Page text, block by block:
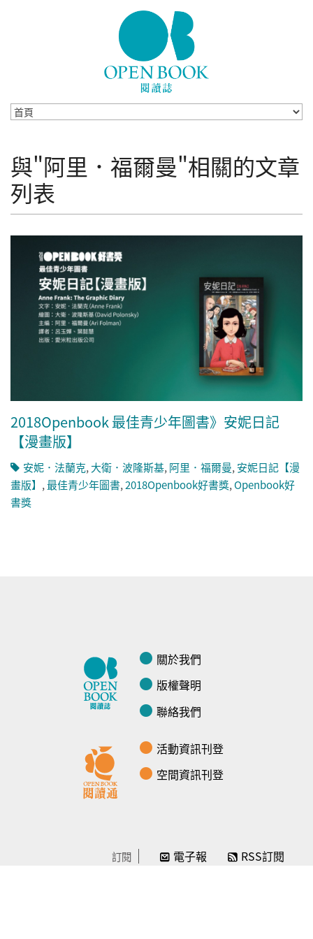
與"阿里．福爾曼"相關的文章
列表
2018Openbook 最佳青少年圖書》安妮日記
【漫畫版】
安妮．法蘭克,大衛．波隆斯基,阿里．福爾曼,安妮日記【漫
畫版】 ,最佳青少年圖書,2018Openbook好書獎,Openbook好
書獎
關於我們
版權聲明
聯絡我們
活動資訊刊登
空間資訊刊登
訂閱 電子報 RSS訂閱